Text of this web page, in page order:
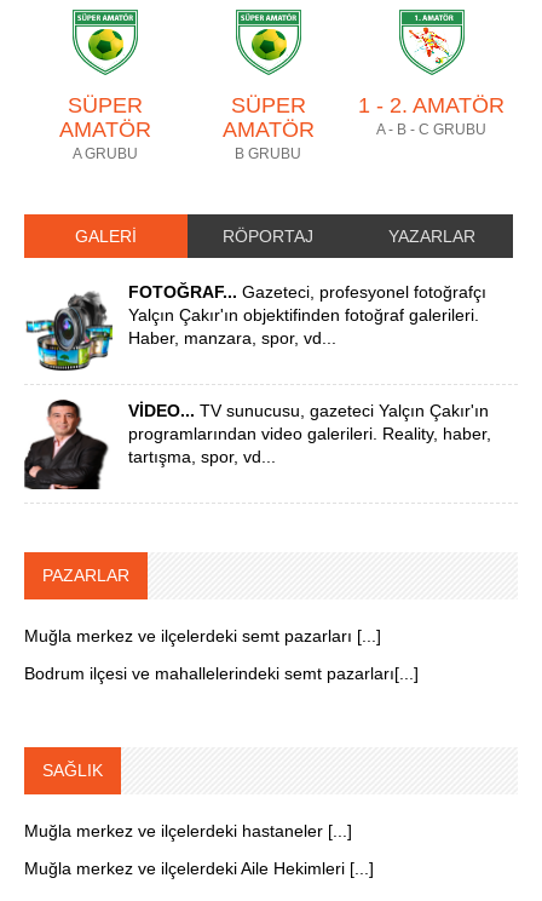
SÜPER
AMATÖR
A GRUBU
SÜPER
AMATÖR
B GRUBU
1 - 2. AMATÖR
A - B - C GRUBU
GALERİ RÖPORTAJ YAZARLAR
FOTOĞRAF... Gazeteci, profesyonel fotoğrafçı
Yalçın Çakır'ın objektifinden fotoğraf galerileri.
Haber, manzara, spor, vd...
VİDEO... TV sunucusu, gazeteci Yalçın Çakır'ın
programlarından video galerileri. Reality, haber,
tartışma, spor, vd...
PAZARLAR
Muğla merkez ve ilçelerdeki semt pazarları [...]
Bodrum ilçesi ve mahallelerindeki semt pazarları[...]
SAĞLIK
Muğla merkez ve ilçelerdeki hastaneler [...]
Muğla merkez ve ilçelerdeki Aile Hekimleri [...]